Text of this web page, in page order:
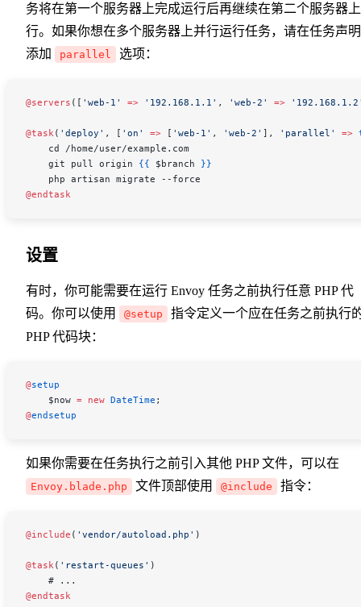
务将在第一个服务器上完成运行后再继续在第二个服务器
行。如果你想在多个服务器上并行运行任务，请在任务声
添加
parallel 选项：
@servers ([ 'web-1' => '192.168.1.1' , 'web-2' =>
@task ( 'deploy' , [ 'on' => [ 'web-1' , 'web-2' ], 'parallel' =>
    cd /home/user/example.com
    git pull origin
{{ $branch }}
    php artisan migrate --force
@endtask
设置
有时，你可能需要在运行 Envoy 任务之前执行任意 PHP 代
码。你可以使用
@setup
指令定义一个应在任务之前执行
PHP 代码块：
@setup
    $now
= new DateTime ;
@endsetup
如果你需要在任务执行之前引入其他 PHP 文件，可以在
Envoy.blade.php 文件顶部使用 @include 指令：
@include ( 'vendor/autoload.php' )
@task ( 'restart-queues' )
    # ...
@endtask